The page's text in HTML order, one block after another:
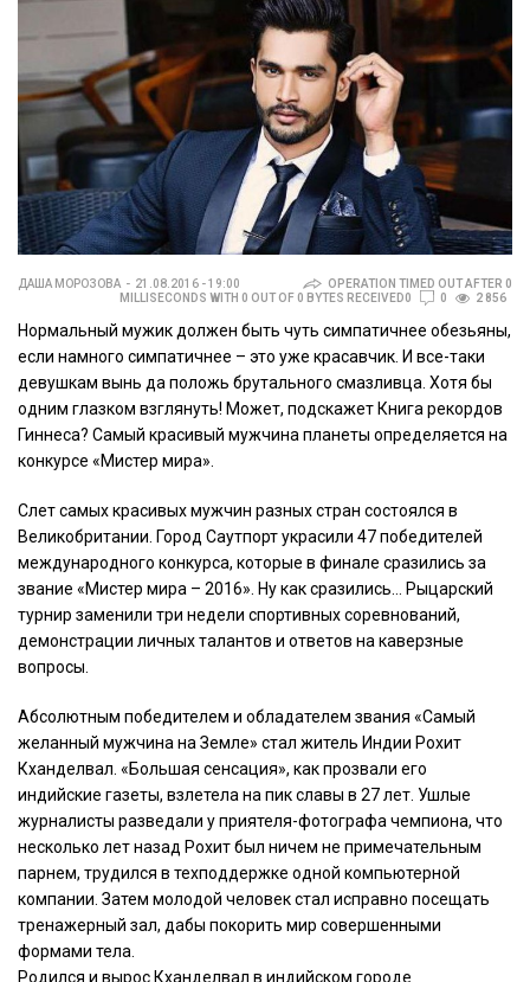
ДАША МОРОЗОВА 21.08.2016 - 19:00
OPERATION TIMED OUT AFTER 0
MILLISECONDS WITH 0 OUT OF 0 BYTES RECEIVED0
0 2 856
Нормальный мужик должен быть чуть симпатичнее обезьяны,
если намного симпатичнее – это уже красавчик. И все-таки
девушкам вынь да положь брутального смазливца. Хотя бы
одним глазком взглянуть! Может, подскажет Книга рекордов
Гиннеса? Самый красивый мужчина планеты определяется на
конкурсе «Мистер мира».
Слет самых красивых мужчин разных стран состоялся в
Великобритании. Город Саутпорт украсили 47 победителей
международного конкурса, которые в финале сразились за
звание «Мистер мира – 2016». Ну как сразились… Рыцарский
турнир заменили три недели спортивных соревнований,
демонстрации личных талантов и ответов на каверзные
вопросы.
Абсолютным победителем и обладателем звания «Самый
желанный мужчина на Земле» стал житель Индии Рохит
Кханделвал. «Большая сенсация», как прозвали его
индийские газеты, взлетела на пик славы в 27 лет. Ушлые
журналисты разведали у приятеля-фотографа чемпиона, что
несколько лет назад Рохит был ничем не примечательным
парнем, трудился в техподдержке одной компьютерной
компании. Затем молодой человек стал исправно посещать
тренажерный зал, дабы покорить мир совершенными
формами тела.
Родился и вырос Кханделвал в индийском городе